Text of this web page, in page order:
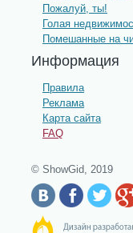
Пожалуй, ты!
Голая
Помешанные на
Информация
Правила
Реклама
Карта сайта
FAQ
© ShowGid, 2019